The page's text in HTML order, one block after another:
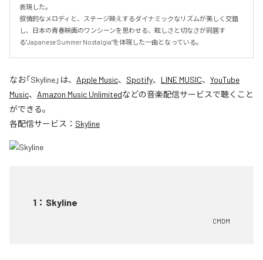
表現した。
叙情的なメロディと、ステージ映えするダイナミックなリズムが美しく交錯
し、日本の青春映画のワンシーンを思わせる、眩しさと切なさが同居す
る"Japanese Summer Nostalgia"を体現した一曲となっている。
なお「Skyline」は、 Apple Music、 Spotify、 LINE MUSIC、 YouTube
Music、 Amazon Music Unlimitedなどの音楽配信サービスで聴くこと
ができる。
各配信サービス： Skyline
1 ： Skyline
CMDM